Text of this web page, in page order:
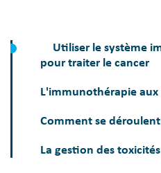
Utiliser le système
pour traiter le cancer
L'immunothérapie aux
Comment se
La gestion des